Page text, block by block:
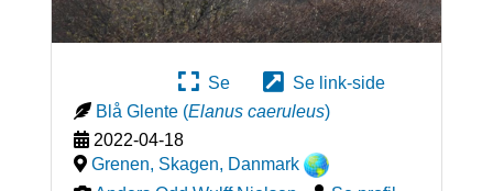
Se
Se link-side
Blå Glente (Elanus caeruleus)
2022-04-18
Grenen, Skagen, Danmark